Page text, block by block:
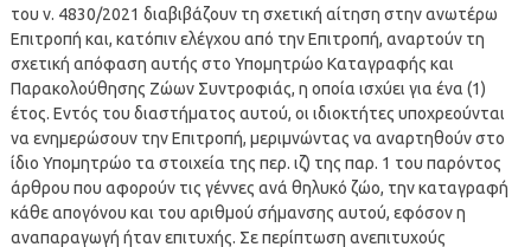
του ν. 4830/2021 διαβιβάζουν τη σχετική αίτηση στην ανωτέρω
Επιτροπή και, κατόπιν ελέγχου από την Επιτροπή, αναρτούν τη
σχετική απόφαση αυτής στο Υπομητρώο Καταγραφής και
Παρακολούθησης Ζώων Συντροφιάς, η οποία ισχύει για ένα (1)
έτος. Εντός του διαστήματος αυτού, οι ιδιοκτήτες υποχρεούνται
να ενημερώσουν την Επιτροπή, μεριμνώντας να αναρτηθούν στο
ίδιο Υπομητρώο τα στοιχεία της περ. ιζ) της παρ. 1 του παρόντος
άρθρου που αφορούν τις γέννες ανά θηλυκό ζώο, την καταγραφή
κάθε απογόνου και του αριθμού σήμανσης αυτού, εφόσον η
αναπαραγωγή ήταν επιτυχής. Σε περίπτωση ανεπιτυχούς